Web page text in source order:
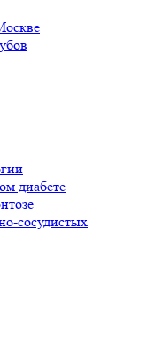
диабете
сосудистых